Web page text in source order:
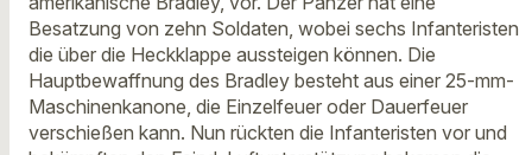
Besatzung von zehn Soldaten, wobei sechs Infanteristen
die über die Heckklappe aussteigen können. Die
Hauptbewaffnung des Bradley besteht aus einer 25-mm-
Maschinenkanone, die Einzelfeuer oder Dauerfeuer
verschießen kann. Nun rückten die Infanteristen vor und